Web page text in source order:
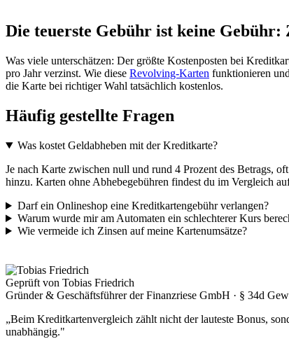
Die teuerste Gebühr ist keine Gebühr:
Was viele unterschätzen: Der größte Kostenposten bei
pro Jahr verzinst. Wie diese Revolving-Karten funktionieren
die Karte bei richtiger Wahl tatsächlich kostenlos.
Häufig gestellte Fragen
Was kostet Geldabheben mit der Kreditkarte?
Je nach Karte zwischen null und rund 4 Prozent des Betrags,
hinzu. Karten ohne Abhebegebühren findest du im Vergleich
Darf ein Onlineshop eine Kreditkartengebühr verlangen?
Warum wurde mir am Automaten ein schlechterer Kurs
Wie vermeide ich Zinsen auf meine Kartenumsätze?
Geprüft von Tobias Friedrich
Gründer & Geschäftsführer der Finanzriese GmbH · § 34d
„Beim Kreditkartenvergleich zählt nicht der lauteste Bonus,
unabhängig."